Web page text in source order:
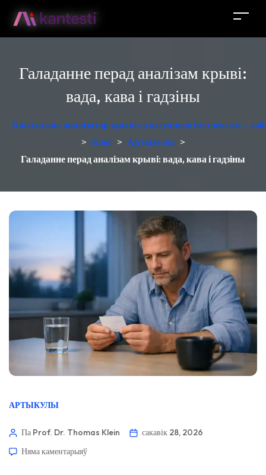
Галаданне перад аналізам крыві:
вада, кава і гадзіны
Бясплатны аналізатар крыві са штучным інтэлектам -
> Блог > Артыкулы >
Галаданне перад аналізам крыві: вада, кава і гадзіны
АРТЫКУЛЫ
Па Prof. Dr. Thomas Klein
сакавік 28, 2026
Няма каментарыяў